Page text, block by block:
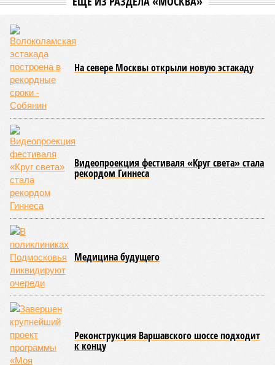
На севере Москвы открыли новую эстакаду
Видеопроекция фестиваля «Круг света» стала
рекордом Гиннеса
Медицина будущего
Реконструкция Варшавского шоссе подходит
к концу